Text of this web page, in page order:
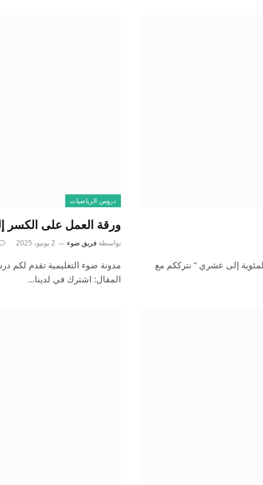
إلى عشري ” نترككم مع
دروس الرياضيات
ورقة العمل على الكسر
بواسطة فريق ضوء 2 يونيو، 2025
مدونة ضوء التعليمية تقدم لكم
المقال: اشترك في لدينا…